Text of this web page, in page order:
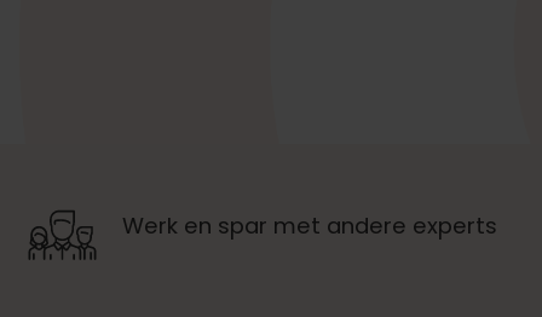
Werk en spar met andere experts